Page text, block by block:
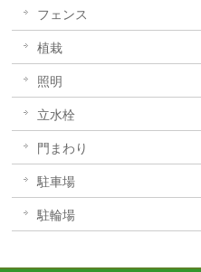
フェンス
植栽
照明
立水栓
門まわり
駐車場
駐輪場